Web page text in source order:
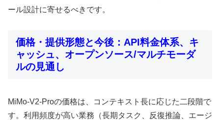
ール設計に寄せるべきです。
価格・提供形態と今後：API料金体系、キ
ャッシュ、オープンソース/マルチモーダ
ルの見通し
MiMo-V2-Proの価格は、コンテキスト長に応じた二段階で
す。利用頻度が高い業務（長期タスク、反復推論、エージ